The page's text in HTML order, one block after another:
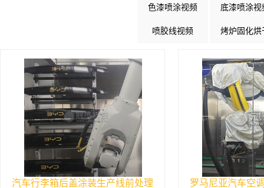
色漆喷涂视频 底漆喷涂视
喷胶线视频 烤炉固化烘
汽车行李箱后盖涂装生产线前处理
罗马尼亚汽车空